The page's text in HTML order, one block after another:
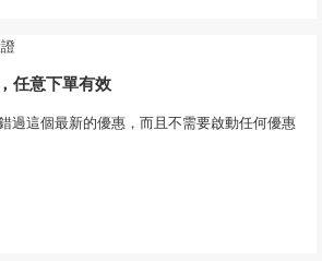
任意下單有效
過這個最新的優惠，而且不需要啟動任何優惠